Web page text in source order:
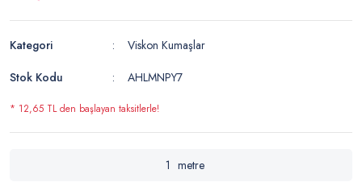
Kategori
Viskon Kumaşlar
Stok Kodu
AHLMNPY7
* 12,65 TL den başlayan taksitlerle!
metre